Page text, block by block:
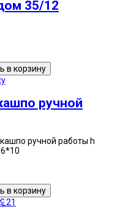
35/12
ручной
ручной работы h